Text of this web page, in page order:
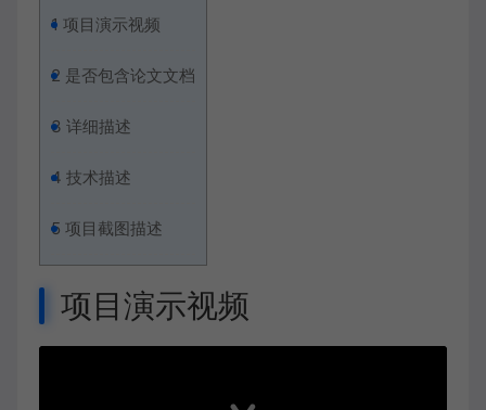
1 项目演示视频
2 是否包含论文文档
3 详细描述
4 技术描述
5 项目截图描述
项目演示视频